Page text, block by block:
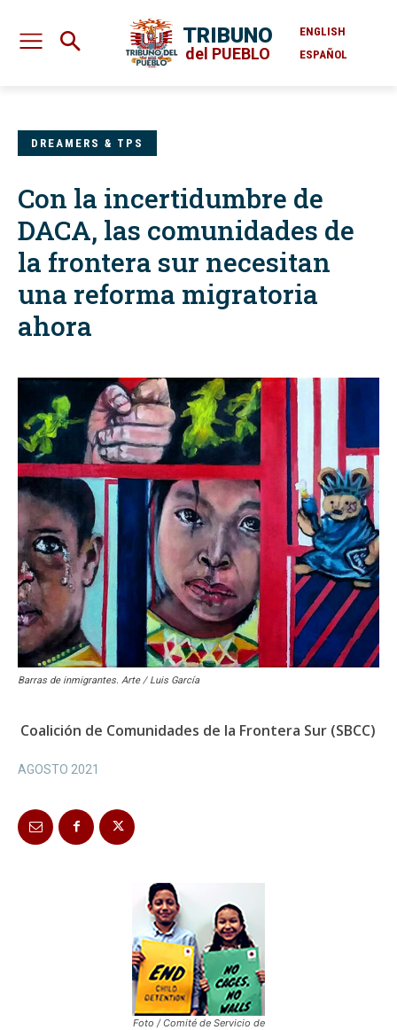
TRIBUNO
del PUEBLO
ENGLISH
ESPAÑOL
DREAMERS & TPS
Con la incertidumbre de
DACA, las comunidades de
la frontera sur necesitan
una reforma migratoria
ahora
Barras de inmigrantes. Arte / Luis García
Coalición de Comunidades de la Frontera Sur (SBCC)
AGOSTO 2021
Foto / Comité de Servicio de